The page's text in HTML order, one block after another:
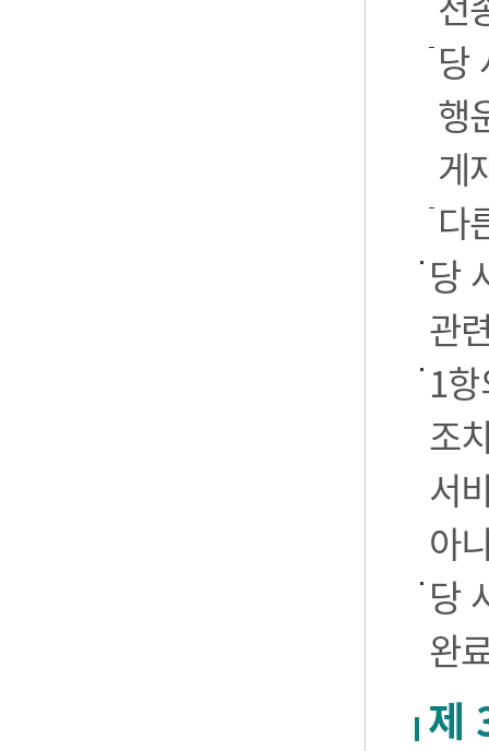
당
행
게
다
당
관
1
조
서
아
당
완
제